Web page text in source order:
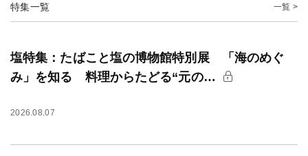
特集一覧 一覧 >
塩特集：たばこと塩の博物館特別展 「海のめぐ
み」を知る 料理からたどる“元の…
2026.08.07